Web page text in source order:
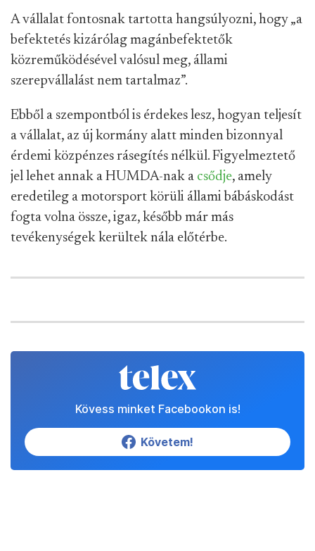
A vállalat fontosnak tartotta hangsúlyozni, hogy „a
befektetés kizárólag magánbefektetők
közreműködésével valósul meg, állami
szerepvállalást nem tartalmaz”.
Ebből a szempontból is érdekes lesz, hogyan teljesít
a vállalat, az új kormány alatt minden bizonnyal
érdemi közpénzes rásegítés nélkül. Figyelmeztető
jel lehet annak a HUMDA-nak a csődje, amely
eredetileg a motorsport körüli állami bábáskodást
fogta volna össze, igaz, később már más
tevékenységek kerültek nála előtérbe.
Kövess minket Facebookon is!
Követem!